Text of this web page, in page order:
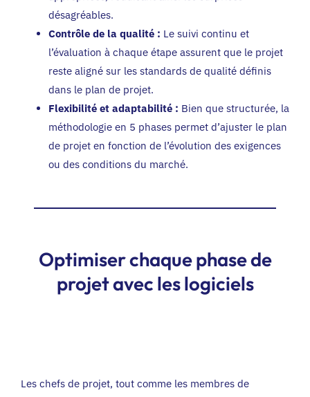
désagréables.
Contrôle de la qualité : Le suivi continu et
l’évaluation à chaque étape assurent que le projet
reste aligné sur les standards de qualité définis
dans le plan de projet.
Flexibilité et adaptabilité : Bien que structurée, la
méthodologie en 5 phases permet d’ajuster le plan
de projet en fonction de l’évolution des exigences
ou des conditions du marché.
Optimiser chaque phase de
projet avec les logiciels
Les chefs de projet, tout comme les membres de